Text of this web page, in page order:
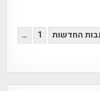
החדשות 1
…